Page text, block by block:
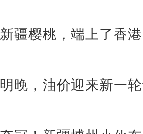
新疆樱桃，端上了香
明晚，油价迎来新一